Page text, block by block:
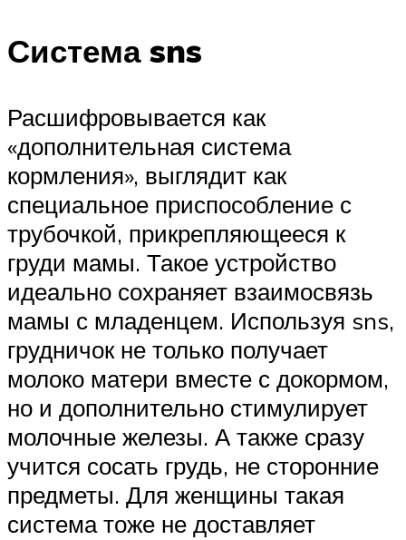
Система sns
Расшифровывается как
«дополнительная система
кормления», выглядит как
специальное приспособление с
трубочкой, прикрепляющееся к
груди мамы. Такое устройство
идеально сохраняет взаимосвязь
мамы с младенцем. Используя sns,
грудничок не только получает
молоко матери вместе с докормом,
но и дополнительно стимулирует
молочные железы. А также сразу
учится сосать грудь, не сторонние
предметы. Для женщины такая
система тоже не доставляет